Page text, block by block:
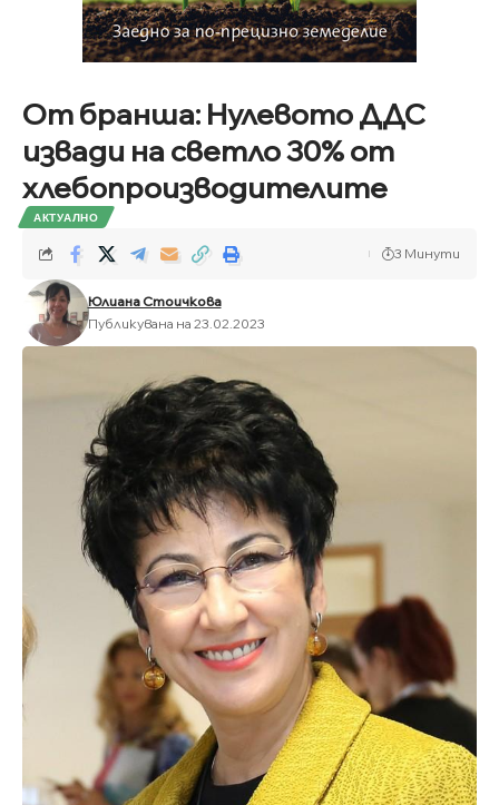
От бранша: Нулевото ДДС
извади на светло 30% от
хлебопроизводителите
АКТУАЛНО
Юлиана Стоичкова
Публикувана на 23.02.2023
3 Минути